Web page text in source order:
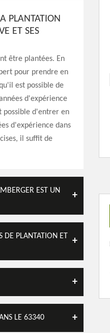
PLANTATION
ET SES
être plantées. En
pour prendre en
est possible de
d'expérience
possible d'entrer en
d'expérience dans
il suffit de
EST UN
DE PLANTATION ET
LE 63340